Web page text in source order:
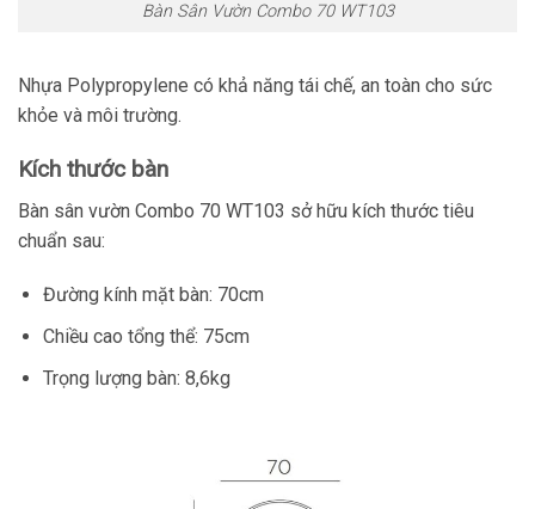
Bàn Sân Vườn Combo 70 WT103
Nhựa Polypropylene có khả năng tái chế, an toàn cho sức
khỏe và môi trường.
Kích thước bàn
Bàn sân vườn Combo 70 WT103 sở hữu kích thước tiêu
chuẩn sau:
Đường kính mặt bàn: 70cm
Chiều cao tổng thể: 75cm
Trọng lượng bàn: 8,6kg